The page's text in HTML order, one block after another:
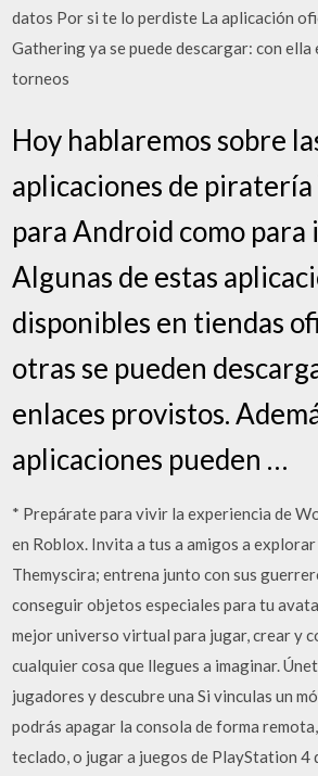
datos Por si te lo perdiste La aplicación
Gathering ya se puede descargar: con
torneos
Hoy hablaremos sobre
aplicaciones de
para Android como para
Algunas de estas
disponibles en tiendas
otras se pueden
enlaces provistos.
aplicaciones pueden …
* Prepárate para vivir la experiencia de
en Roblox. Invita a tus a amigos a
Themyscira; entrena junto con sus
conseguir objetos especiales para tu
mejor universo virtual para jugar, crear y
cualquier cosa que llegues a imaginar.
jugadores y descubre una Si vinculas un
podrás apagar la consola de forma
teclado, o jugar a juegos de PlayStation 4